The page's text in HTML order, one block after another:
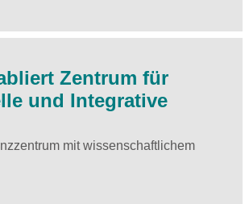
Zentrum für
und Integrative
mit wissenschaftlichem